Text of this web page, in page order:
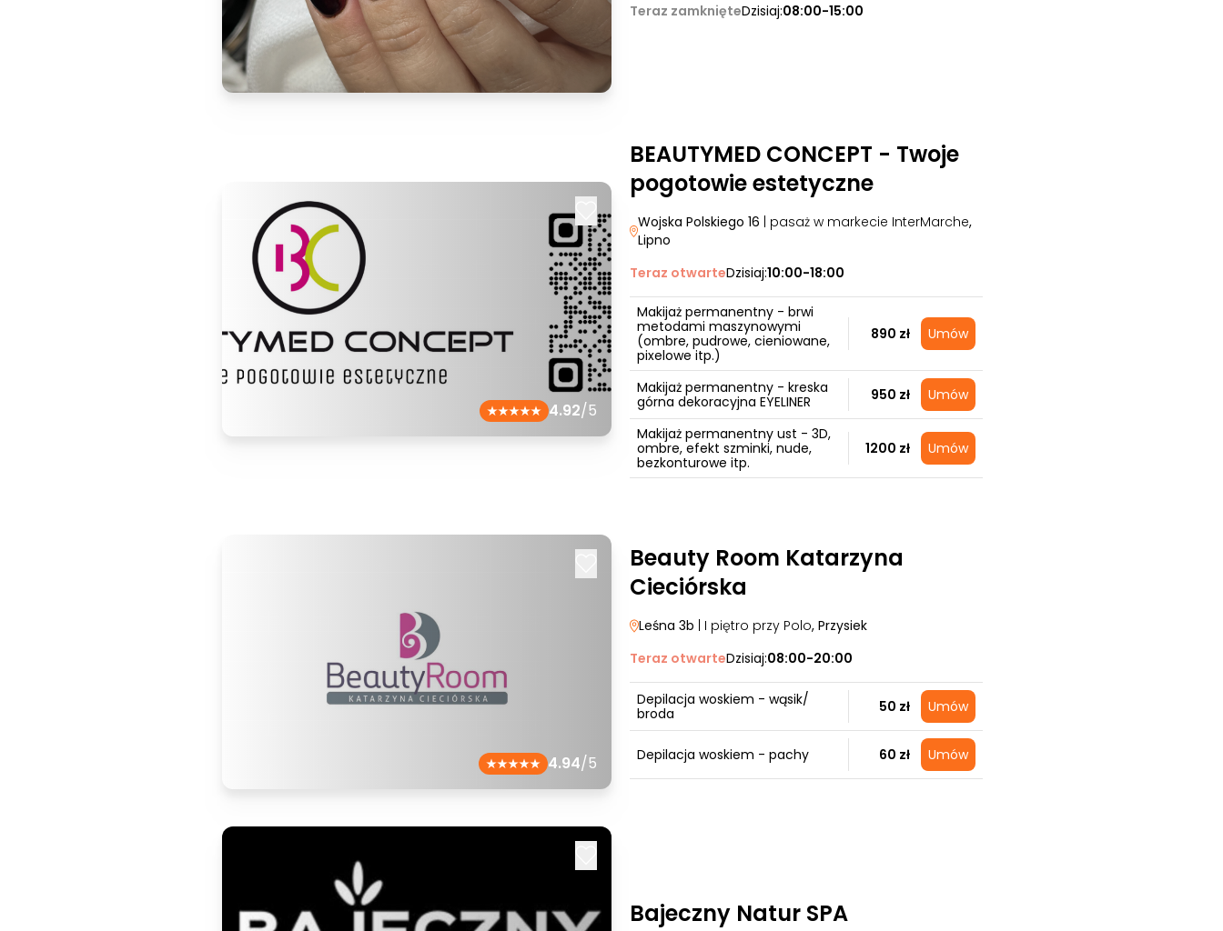
Teraz zamknięteDzisiaj:08:00-15:00
4.92/5
BEAUTYMED CONCEPT - Twoje
pogotowie estetyczne
Wojska Polskiego 16 | pasaż w markecie InterMarche,
Lipno
Teraz otwarteDzisiaj:10:00-18:00
Makijaż permanentny - brwi
metodami maszynowymi
(ombre, pudrowe, cieniowane,
pixelowe itp.)
890 zł Umów
Makijaż permanentny - kreska
górna dekoracyjna EYELINER
950 zł Umów
Makijaż permanentny ust - 3D,
ombre, efekt szminki, nude,
bezkonturowe itp.
1200 zł Umów
4.94/5
Beauty Room Katarzyna
Cieciórska
Leśna 3b | I piętro przy Polo, Przysiek
Teraz otwarteDzisiaj:08:00-20:00
Depilacja woskiem - wąsik/
broda
50 zł Umów
Depilacja woskiem - pachy 60 zł Umów
Bajeczny Natur SPA